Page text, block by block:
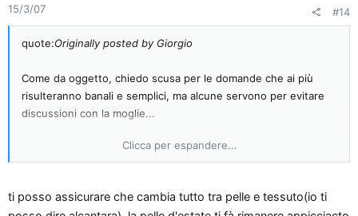
15/3/07 #14
quote:Originally posted by Giorgio
Come da oggetto, chiedo scusa per le domande che ai più
risulteranno banali e semplici, ma alcune servono per evitare
discussioni con la moglie...
Da premettere che parlo solo di EVO, eccone subito una, e
cioe' la differenza di comfort tra una Classe E 320 CDI
assetto ribassato rispetto alla Elegance, ma il comfort è il
Clicca per espandere...
ti posso assicurare che cambia tutto tra pelle e tessuto(io ti